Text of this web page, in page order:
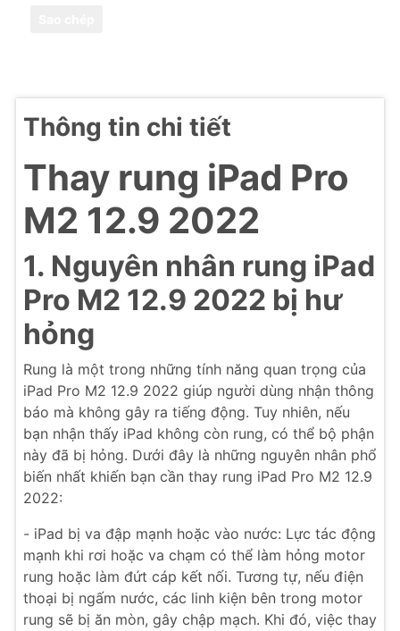
Thông tin chi tiết
Thay rung iPad Pro
M2 12.9 2022
1. Nguyên nhân rung iPad
Pro M2 12.9 2022 bị hư
hỏng
Rung là một trong những tính năng quan trọng của
iPad Pro M2 12.9 2022 giúp người dùng nhận thông
báo mà không gây ra tiếng động. Tuy nhiên, nếu
bạn nhận thấy iPad không còn rung, có thể bộ phận
này đã bị hỏng. Dưới đây là những nguyên nhân phổ
biến nhất khiến bạn cần thay rung iPad Pro M2 12.9
2022:
- iPad bị va đập mạnh hoặc vào nước: Lực tác động
mạnh khi rơi hoặc va chạm có thể làm hỏng motor
rung hoặc làm đứt cáp kết nối. Tương tự, nếu điện
thoại bị ngấm nước, các linh kiện bên trong motor
rung sẽ bị ăn mòn, gây chập mạch. Khi đó, việc thay